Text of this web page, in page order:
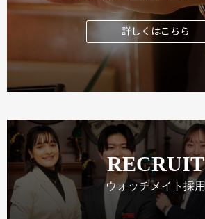
詳しくはこちら
RECRUIT
ウォッチメイト採用